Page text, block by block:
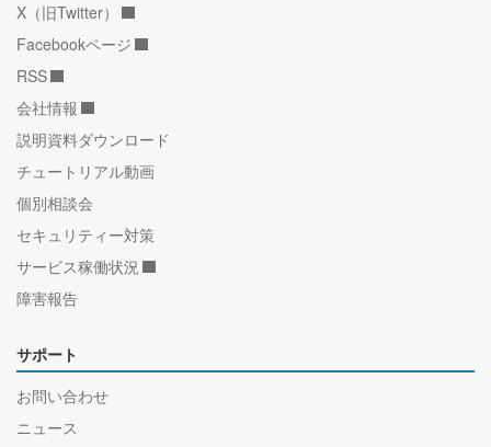
X（旧Twitter）
Facebookページ
RSS
会社情報
説明資料ダウンロード
チュートリアル動画
個別相談会
セキュリティー対策
サービス稼働状況
障害報告
サポート
お問い合わせ
ニュース